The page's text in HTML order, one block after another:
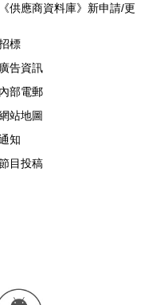
《供應商資料庫》新申請/更
標
廣告資訊
內部電郵
站地圖
知
目投稿